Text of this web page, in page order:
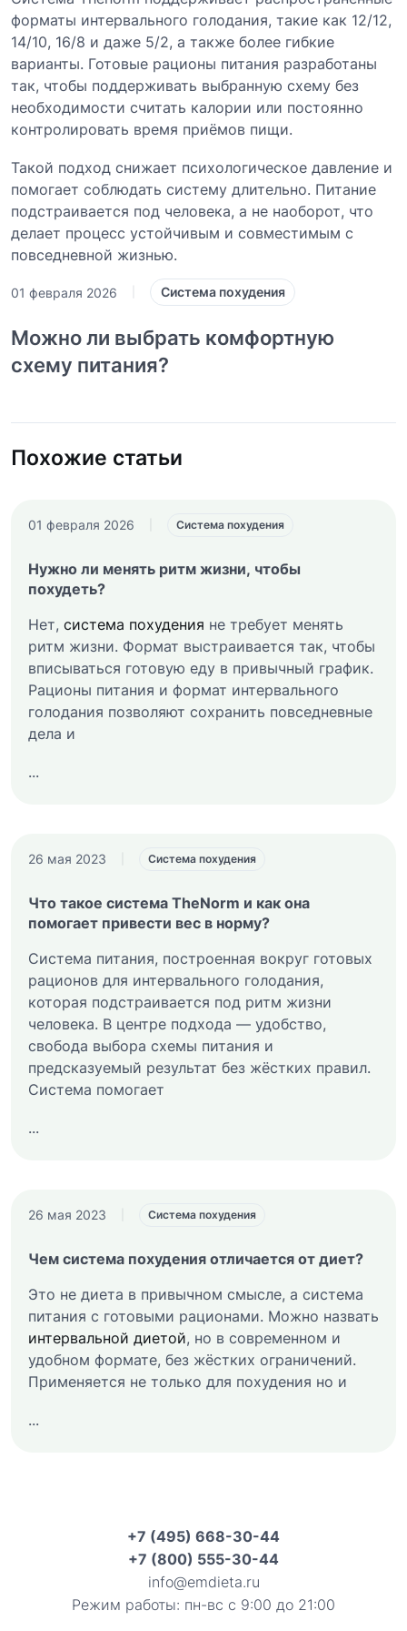
форматы интервального голодания, такие как 12/12,
14/10, 16/8 и даже 5/2, а также более гибкие
варианты. Готовые рационы питания разработаны
так, чтобы поддерживать выбранную схему без
необходимости считать калории или постоянно
контролировать время приёмов пищи.
Такой подход снижает психологическое давление и
помогает соблюдать систему длительно. Питание
подстраивается под человека, а не наоборот, что
делает процесс устойчивым и совместимым с
повседневной жизнью.
01 февраля 2026 Система похудения
Можно ли выбрать комфортную
схему питания?
Похожие статьи
01 февраля 2026 Система похудения
Нужно ли менять ритм жизни, чтобы
похудеть?
Нет, система похудения не требует менять
ритм жизни. Формат выстраивается так, чтобы
вписываться готовую еду в привычный график.
Рационы питания и формат интервального
голодания позволяют сохранить повседневные
дела и
...
26 мая 2023 Система похудения
Что такое система TheNorm и как она
помогает привести вес в норму?
Система питания, построенная вокруг готовых
рационов для интервального голодания,
которая подстраивается под ритм жизни
человека. В центре подхода — удобство,
свобода выбора схемы питания и
предсказуемый результат без жёстких правил.
Система помогает
...
26 мая 2023 Система похудения
Чем система похудения отличается от диет?
Это не диета в привычном смысле, а система
питания с готовыми рационами. Можно назвать
интервальной диетой, но в современном и
удобном формате, без жёстких ограничений.
Применяется не только для похудения но и
...
+7 (495) 668-30-44
+7 (800) 555-30-44
info@emdieta.ru
Режим работы: пн-вс с 9:00 до 21:00